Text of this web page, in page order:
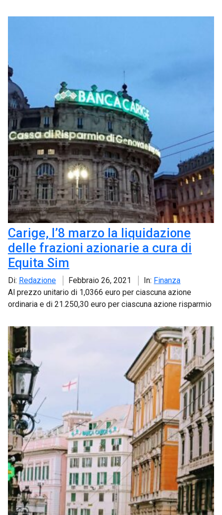
Carige, l’8 marzo la liquidazione
delle frazioni azionarie a cura di
Equita Sim
Di: Redazione Febbraio 26, 2021 In: Finanza
Al prezzo unitario di 1,0366 euro per ciascuna azione
ordinaria e di 21.250,30 euro per ciascuna azione risparmio